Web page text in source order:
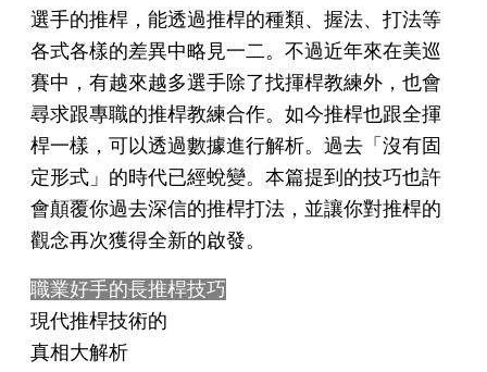
選手的推桿，能透過推桿的種類、握法、打法等
各式各樣的差異中略見一二。不過近年來在美巡
賽中，有越來越多選手除了找揮桿教練外，也會
尋求跟專職的推桿教練合作。如今推桿也跟全揮
桿一樣，可以透過數據進行解析。過去「沒有固
定形式」的時代已經蛻變。本篇提到的技巧也許
會顛覆你過去深信的推桿打法，並讓你對推桿的
觀念再次獲得全新的啟發。
職業好手的長推桿技巧
現代推桿技術的
真相大解析